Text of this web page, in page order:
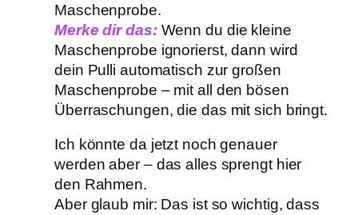
Maschenprobe.
Merke dir das: Wenn du die kleine
Maschenprobe ignorierst, dann wird
dein Pulli automatisch zur großen
Maschenprobe – mit all den bösen
Überraschungen, die das mit sich bringt.
Ich könnte da jetzt noch genauer
werden aber – das alles sprengt hier
den Rahmen.
Aber glaub mir: Das ist so wichtig, dass